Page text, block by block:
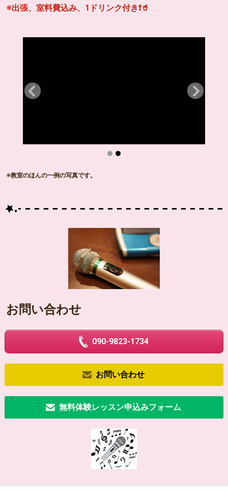
※出張、室料費込み、1ドリンク付き❗🥤
※教室のほんの一例の写真です。
お問い合わせ
090-9823-1734
お問い合わせ
無料体験レッスン申込みフォーム